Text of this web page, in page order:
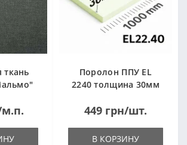
ткань
м.п.
Поролон ППУ EL
2240 толщина 30мм
(1000x2000мм)
449 грн/шт.
В КОРЗИНУ